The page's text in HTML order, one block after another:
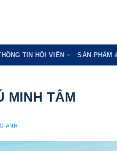
TIN HỘI VIÊN SẢN PHẨM
MINH TÂM
ANH